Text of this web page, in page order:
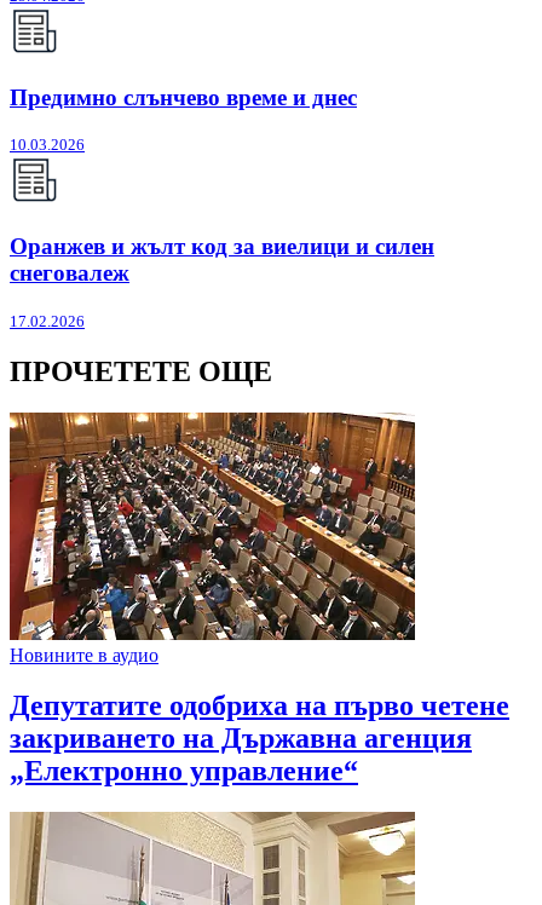
Предимно слънчево време и днес
10.03.2026
Оранжев и жълт код за виелици и силен
снеговалеж
17.02.2026
ПРОЧЕТЕТЕ ОЩЕ
Новините в аудио
Депутатите одобриха на първо четене
закриването на Държавна агенция
„Електронно управление“